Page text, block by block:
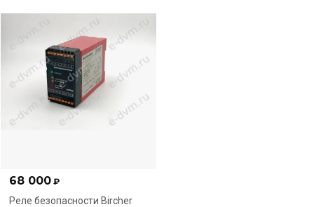
68 000 ₽
Реле безопасности Bircher